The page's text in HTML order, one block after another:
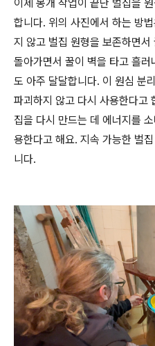
이제 봉개 작업이 끝난 벌집을
합니다. 위의 사진에서 하는 방
지 않고 벌집 원형을 보존하면
돌아가면서 꿀이 벽을 타고 흘
도 아주 달달합니다. 이 원심 분
파괴하지 않고 다시 사용한다고
집을 다시 만드는 데 에너지를
용한다고 해요. 지속 가능한 벌
니다.